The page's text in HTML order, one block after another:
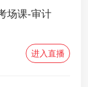
场课-审计
进入直播